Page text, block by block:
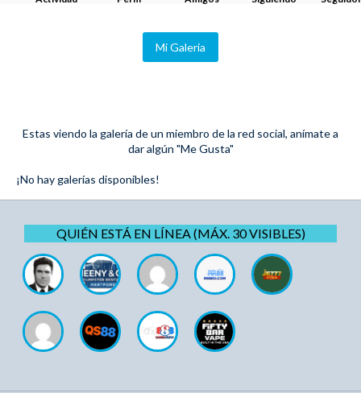
Mi Galeria
Estas viendo la galería de un miembro de la red social, anímate a
dar algún "Me Gusta"
¡No hay galerías disponibles!
QUIÉN ESTÁ EN LÍNEA (MÁX. 30 VISIBLES)